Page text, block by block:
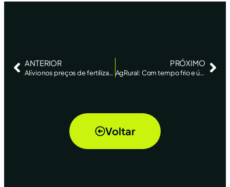
ANTERIOR
Alívio nos preços de fertilizantes deve ajudar milho no Brasil e deixar soja de lado
PRÓXIMO
AgRural: Com tempo frio e úmido, colheita da safrinha de milho atinge 22% no Centro-Sul
Voltar